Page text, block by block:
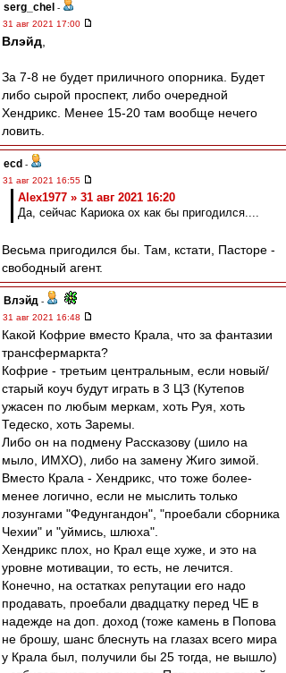
serg_chel -
31 авг 2021 17:00
Влэйд
За 7-8 не будет приличного опорника. Будет
либо сырой проспект, либо очередной
Хендрикс. Менее 15-20 там вообще нечего
ловить.
ecd -
31 авг 2021 16:55
Alex1977 » 31 авг 2021 16:20
Да, сейчас Кариока ох как бы пригодился....
Весьма пригодился бы. Там, кстати, Пасторе -
свободный агент.
Влэйд -
31 авг 2021 16:48
Какой Кофрие вместо Крала, что за фантазии
трансфермаркта?
Кофрие - третьим центральным, если новый/
старый коуч будут играть в 3 ЦЗ (Кутепов
ужасен по любым меркам, хоть Руя, хоть
Тедеско, хоть Заремы.
Либо он на подмену Рассказову (шило на
мыло, ИМХО), либо на замену Жиго зимой.
Вместо Крала - Хендрикс, что тоже более-
менее логично, если не мыслить только
лозунгами "Федунгандон", "проебали сборника
Чехии" и "уймись, шлюха".
Хендрикс плох, но Крал еще хуже, и это на
уровне мотивации, то есть, не лечится.
Конечно, на остатках репутации его надо
продавать, проебали двадцатку перед ЧЕ в
надежде на доп. доход (тоже камень в Попова
не брошу, шанс блеснуть на глазах всего мира
у Крала был, получили бы 25 тогда, не вышло)